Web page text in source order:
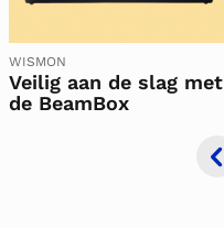
WISMON
Veilig aan de slag met
de BeamBox